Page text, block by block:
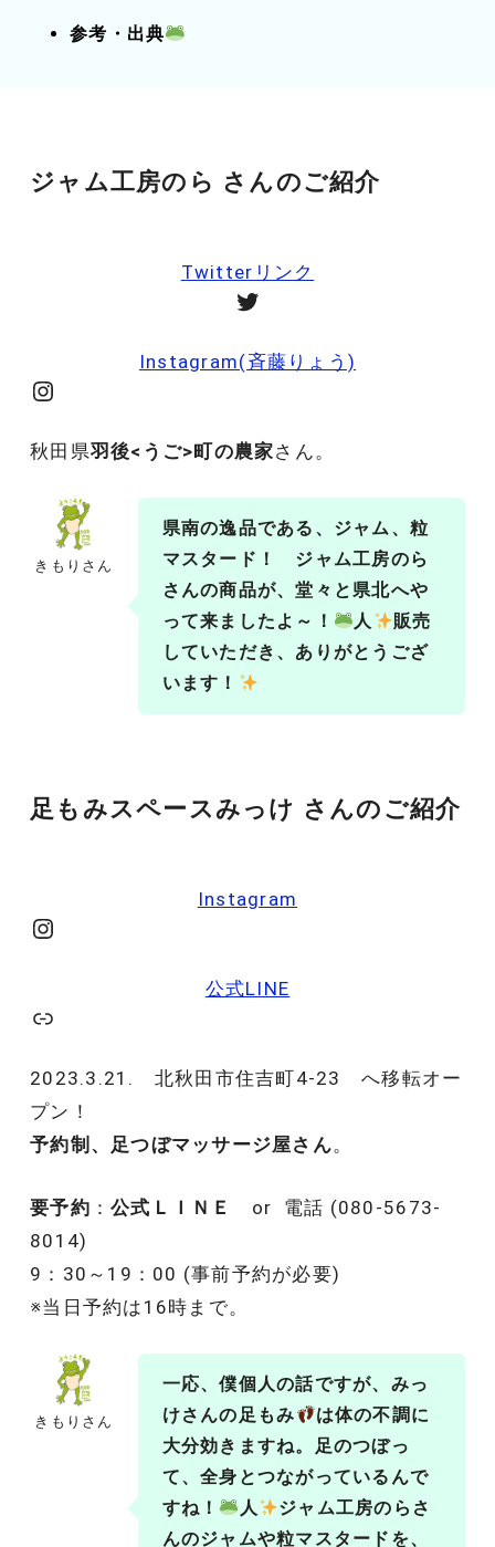
参考・出典
ジャム工房のら さんのご紹介
Twitterリンク
Twitter
Instagram(斉藤りょう)
Instagram
秋田県羽後<うご>町の農家さん。
きもりさん
県南の逸品である、ジャム、粒
マスタード！ ジャム工房のら
さんの商品が、堂々と県北へや
って来ましたよ～！
人
販売
していただき、ありがとうござ
います！
足もみスペースみっけ さんのご紹介
Instagram
Instagram
公式LINE
リンク
2023.3.21. 北秋田市住吉町4-23 へ移転オー
プン！
予約制、足つぼマッサージ屋さん。
要予約 ：公式ＬＩＮＥ
or 電話 (080-5673-
8014)
9：30～19：00 (事前予約が必要)
※当日予約は16時まで。
きもりさん
一応、僕個人の話ですが、みっ
けさんの足もみ
は体の不調に
大分効きますね。足のつぼっ
て、全身とつながっているんで
すね！
人
ジャム工房のらさ
んのジャムや粒マスタードを、